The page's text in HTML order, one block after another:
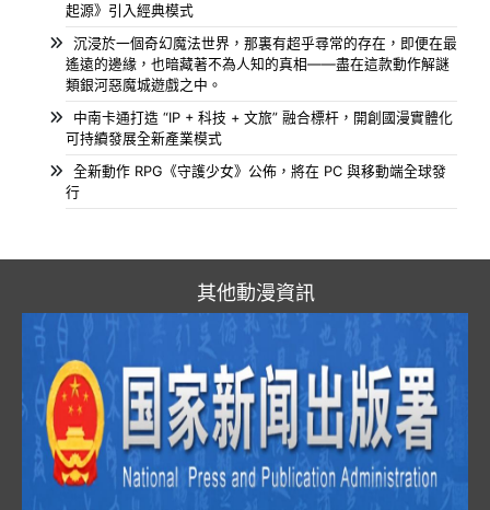
起源》引入經典模式
沉浸於一個奇幻魔法世界，那裏有超乎尋常的存在，即便在最
遙遠的邊緣，也暗藏著不為人知的真相——盡在這款動作解謎
類銀河惡魔城遊戲之中。
中南卡通打造 “IP + 科技 + 文旅” 融合標杆，開創國漫實體化
可持續發展全新產業模式
全新動作 RPG《守護少女》公佈，將在 PC 與移動端全球發
行
其他動漫資訊